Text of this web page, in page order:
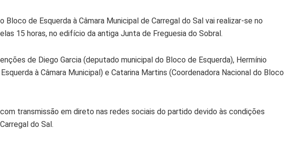
Bloco de Esquerda à Câmara Municipal de Carregal do Sal vai realizar-se no
15 horas, no edifício da antiga Junta de Freguesia do Sobral.
de Diego Garcia (deputado municipal do Bloco de Esquerda), Hermínio
à Câmara Municipal) e Catarina Martins (Coordenadora Nacional do Bloco
transmissão em direto nas redes sociais do partido devido às condições
do Sal.